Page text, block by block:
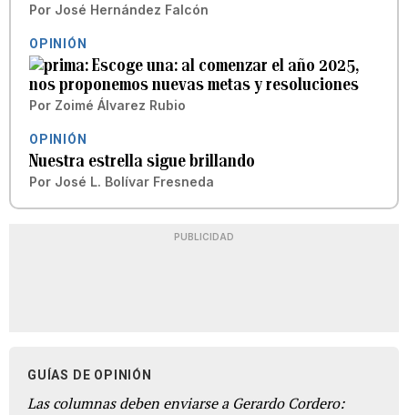
Por José Hernández Falcón
OPINIÓN
Escoge una: al comenzar el año 2025,
nos proponemos nuevas metas y resoluciones
Por Zoimé Álvarez Rubio
OPINIÓN
Nuestra estrella sigue brillando
Por José L. Bolívar Fresneda
PUBLICIDAD
GUÍAS DE OPINIÓN
Las columnas deben enviarse a Gerardo Cordero: